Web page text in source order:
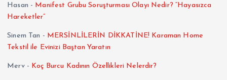
Hasan - Manifest Grubu Soruşturması Olayı Nedir? “Hayasızca
Hareketler”
Sinem Tan - MERSİNLİLERİN DİKKATİNE! Karaman Home
Tekstil ile Evinizi Baştan Yaratın
Merv- Koç Burcu Kadının Özellikleri Nelerdir?